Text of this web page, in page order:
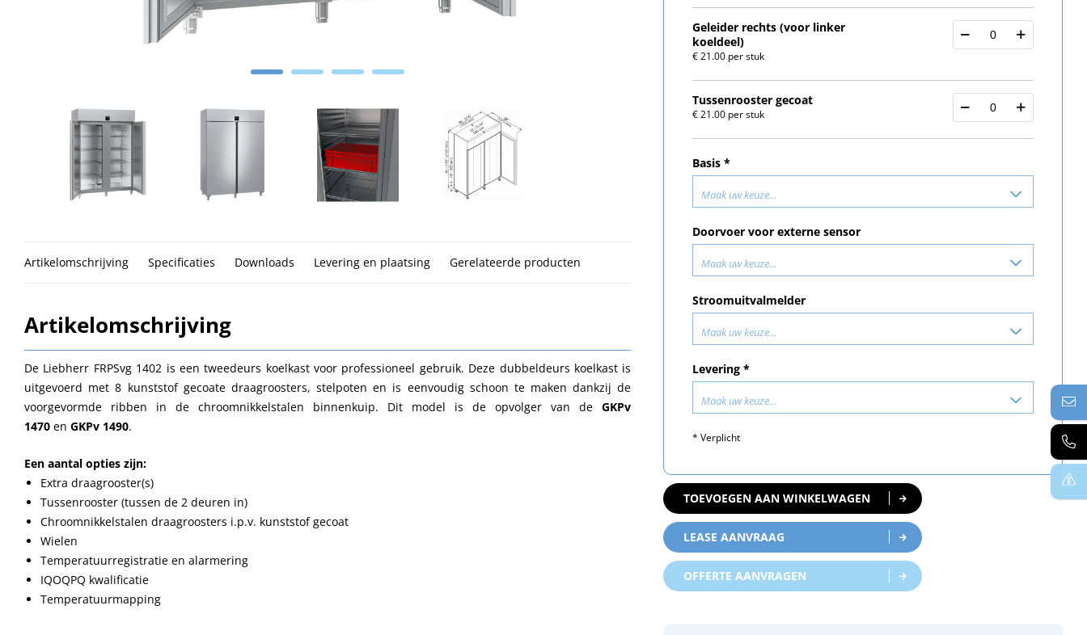
Geleider rechts (voor linker
koeldeel)
€ 21.00 per stuk
Tussenrooster gecoat
€ 21.00 per stuk
Basis *
Maak uw keuze...
Doorvoer voor externe sensor
Maak uw keuze...
Stroomuitvalmelder
Maak uw keuze...
Levering *
Maak uw keuze...
* Verplicht
TOEVOEGEN AAN WINKELWAGEN
LEASE AANVRAAG
OFFERTE AANVRAGEN
Artikelomschrijving Specificaties Downloads Levering en plaatsing Gerelateerde producten
Artikelomschrijving
De Liebherr FRPSvg 1402 is een tweedeurs koelkast voor professioneel gebruik. Deze dubbeldeurs koelkast is
uitgevoerd met 8 kunststof gecoate draagroosters, stelpoten en is eenvoudig schoon te maken dankzij de
voorgevormde ribben in de chroomnikkelstalen binnenkuip. Dit model is de opvolger van deGKPv
1470 en GKPv 1490.
Een aantal opties zijn:
Extra draagrooster(s)
Tussenrooster (tussen de 2 deuren in)
Chroomnikkelstalen draagroosters i.p.v. kunststof gecoat
Wielen
Temperatuurregistratie en alarmering
IQOQPQ kwalificatie
Temperatuurmapping